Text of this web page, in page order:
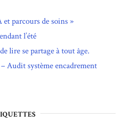
et parcours de soins »
l’été
lire se partage à tout âge.
Audit système encadrement